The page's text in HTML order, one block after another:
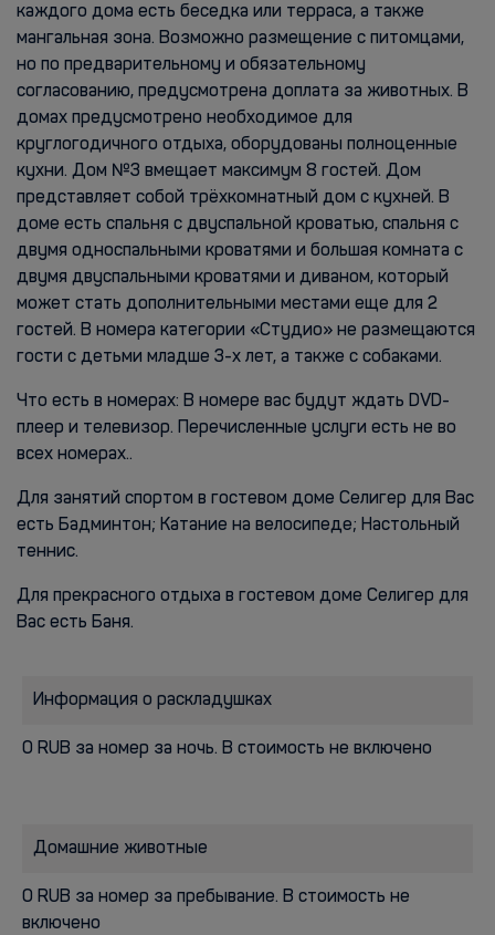
каждого дома есть беседка или терраса, а также
мангальная зона. Возможно размещение с питомцами,
но по предварительному и обязательному
согласованию, предусмотрена доплата за животных. В
домах предусмотрено необходимое для
круглогодичного отдыха, оборудованы полноценные
кухни. Дом №3 вмещает максимум 8 гостей. Дом
представляет собой трёхкомнатный дом с кухней. В
доме есть спальня с двуспальной кроватью, спальня с
двумя односпальными кроватями и большая комната с
двумя двуспальными кроватями и диваном, который
может стать дополнительными местами еще для 2
гостей. В номера категории «Студио» не размещаются
гости с детьми младше 3-х лет, а также с собаками.
Что есть в номерах: В номере вас будут ждать DVD-
плеер и телевизор. Перечисленные услуги есть не во
всех номерах..
Для занятий спортом в гостевом доме Селигер для Вас
есть Бадминтон; Катание на велосипеде; Настольный
теннис.
Для прекрасного отдыха в гостевом доме Селигер для
Вас есть Баня.
Информация о раскладушках
0 RUB за номер за ночь. В стоимость не включено
Домашние животные
0 RUB за номер за пребывание. В стоимость не
включено